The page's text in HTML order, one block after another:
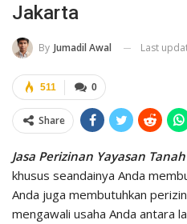
Jakarta
By Jumadil Awal Last
0
511
Share
Jasa Perizinan Yayasan
khusus seandainya Anda
Anda juga membutuhkan
mengawali usaha Anda antara